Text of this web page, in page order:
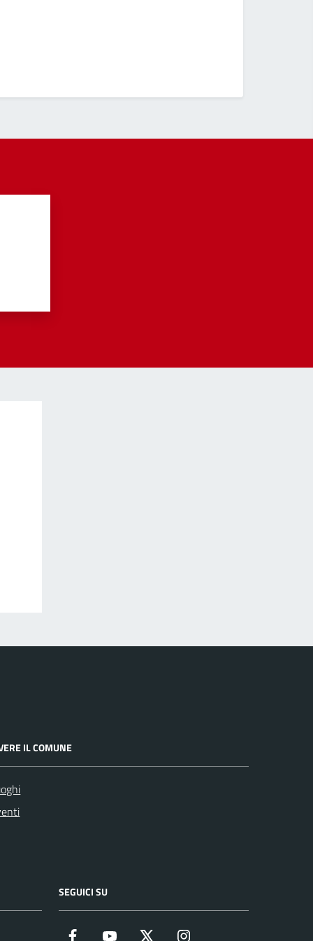
IL COMUNE
SEGUICI SU
Facebook YouTube Twitter